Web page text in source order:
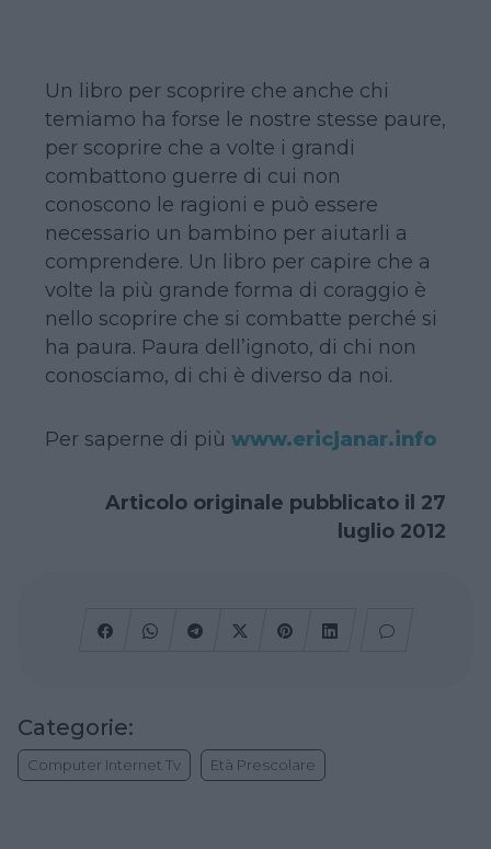
Un libro per scoprire che anche chi
temiamo ha forse le nostre stesse paure,
per scoprire che a volte i grandi
combattono guerre di cui non
conoscono le ragioni e può essere
necessario un bambino per aiutarli a
comprendere. Un libro per capire che a
volte la più grande forma di coraggio è
nello scoprire che si combatte perché si
ha paura. Paura dell’ignoto, di chi non
conosciamo, di chi è diverso da noi.
Per saperne di più www.ericjanar.info
Articolo originale pubblicato il 27
luglio 2012
Categorie:
Computer Internet Tv Età Prescolare